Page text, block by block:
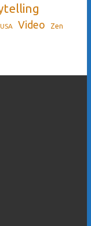
USA Video Zen